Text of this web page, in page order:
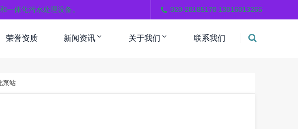
一体化污水处理设备。 020-28185170 13016013265
荣誉资质 新闻资讯 关于我们 联系我们
泵站